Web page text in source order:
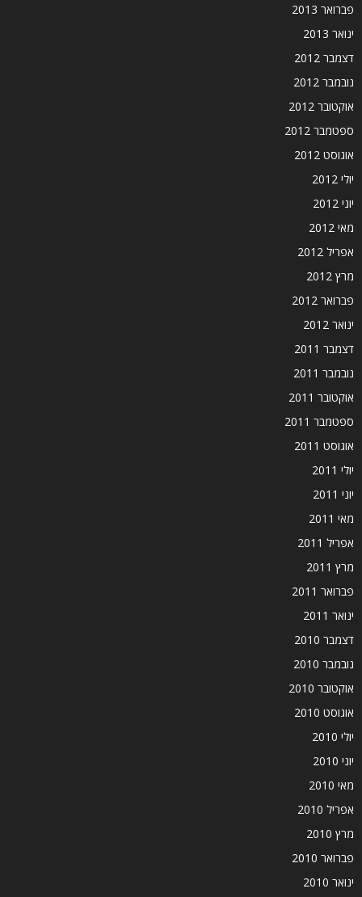
פברואר 2013
ינואר 2013
דצמבר 2012
נובמבר 2012
אוקטובר 2012
ספטמבר 2012
אוגוסט 2012
יולי 2012
יוני 2012
מאי 2012
אפריל 2012
מרץ 2012
פברואר 2012
ינואר 2012
דצמבר 2011
נובמבר 2011
אוקטובר 2011
ספטמבר 2011
אוגוסט 2011
יולי 2011
יוני 2011
מאי 2011
אפריל 2011
מרץ 2011
פברואר 2011
ינואר 2011
דצמבר 2010
נובמבר 2010
אוקטובר 2010
אוגוסט 2010
יולי 2010
יוני 2010
מאי 2010
אפריל 2010
מרץ 2010
פברואר 2010
ינואר 2010